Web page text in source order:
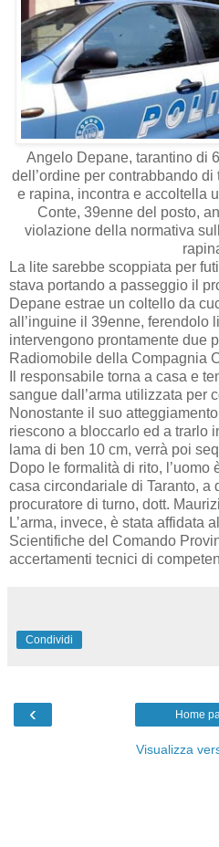
Angelo Depane, tarantino di
dell’ordine per contrabbando
e rapina, incontra e accoltella
Conte, 39enne del posto,
violazione della normativa
La lite sarebbe scoppiata per
stava portando a passeggio il
Depane estrae un coltello da
all’inguine il 39enne, ferendolo
intervengono prontamente due
Radiomobile della Compagnia
Il responsabile torna a casa e
sangue dall’arma utilizzata per
Nonostante il suo
riescono a bloccarlo ed a trarlo
lama di ben 10 cm, verrà poi
Dopo le formalità di rito, l’uomo
casa circondariale di Taranto, a
procuratore di turno, dott.
L’arma, invece, è stata affidata
Scientifiche del Comando
accertamenti tecnici di
Condividi
‹ Home
Visualizza